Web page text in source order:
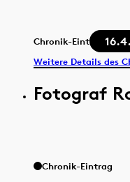
Chronik-Eintrag
Weitere Details des
Fotograf
Chronik-Eintrag